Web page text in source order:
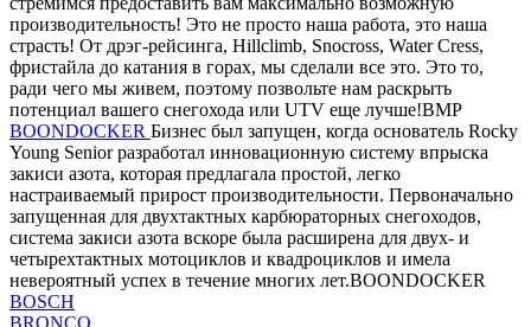
производительность! Это не просто наша работа, это наша
страсть! От дрэг-рейсинга, Hillclimb, Snocross, Water Cress,
фристайла до катания в горах, мы сделали все это. Это то,
ради чего мы живем, поэтому позвольте нам раскрыть
потенциал вашего снегохода или UTV еще лучше!BMP
BOONDOCKER Бизнес был запущен, когда основатель Rocky
Young Senior разработал инновационную систему впрыска
закиси азота, которая предлагала простой, легко
настраиваемый прирост производительности. Первоначально
запущенная для двухтактных карбюраторных снегоходов,
система закиси азота вскоре была расширена для двух- и
четырехтактных мотоциклов и квадроциклов и имела
невероятный успех в течение многих лет.BOONDOCKER
BOSCH
BRONCO